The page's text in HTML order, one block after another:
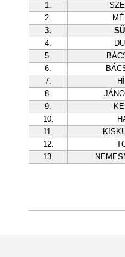
1.
2.
3.
4.
5.
6.
7.
8.
9.
10.
11.
12.
13.